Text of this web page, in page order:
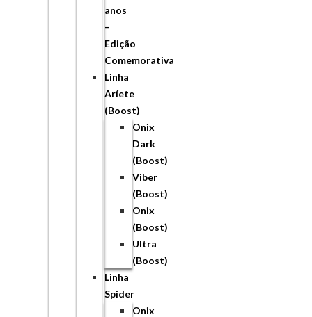
anos
–
Edição
Comemorativa
Linha
Aríete
(Boost)
Onix
Dark
(Boost)
Viber
(Boost)
Onix
(Boost)
Ultra
(Boost)
Linha
Spider
Onix